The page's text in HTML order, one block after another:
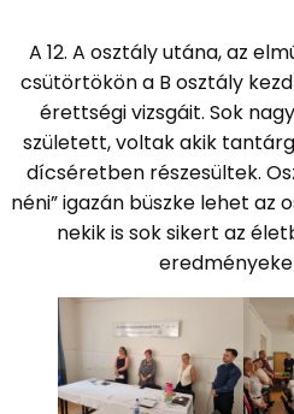
A 12. A osztály utána, az
csütörtökön a B osztály
érettségi vizsgáit. Sok
született, voltak akik
dícséretben részesültek.
néni” igazán büszke lehet az
nekik is sok sikert az